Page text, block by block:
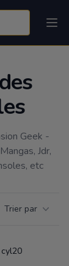
Geek -
Jdr,
etc
Trier par
cyl20